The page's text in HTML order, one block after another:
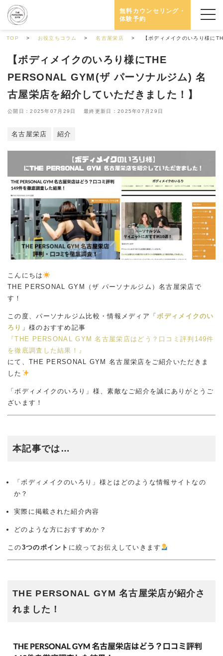
無料カウンセリング・
体験予約
TOP お役立ちコラム 名古屋栄店 【ボディメイクのいろり様に
【ボディメイクのいろり様にTHE
PERSONAL GYM(ザ パーソナルジム) 名
古屋栄店を紹介していただきました！】
公開日：2025年07月29日 最終更新日：2025年07月29日
名古屋栄店 紹介
こんにちは
THE PERSONAL GYM（ザ パーソナルジム）名古屋栄店で
す！
この度、パーソナルジム比較・情報メディア「 ボディメイクのい
ろり 」様のおすすめ記事
『THE PERSONAL GYM 名古屋栄店はどう？口コミ評判149件
を徹底調査した結果！』
にて、THE PERSONAL GYM 名古屋栄店をご紹介いただきま
した
「ボディメイクのいろり」様、素敵なご紹介を誠にありがとうご
ざいます！
本記事では…
「ボディメイクのいろり」様とはどのような情報サイトなの
か？
実際に掲載された紹介内容
どのような方におすすめか？
この3つのポイント に絞ってお伝えしていきます
THE PERSONAL GYM 名古屋栄店が紹介さ
れました！